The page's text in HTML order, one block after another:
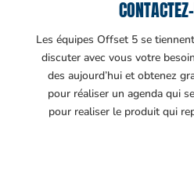
Les équipes Offset 5 se
discuter avec vous votre
des aujourd’hui et obtenez
pour réaliser un agenda qui
pour realiser le produit qui